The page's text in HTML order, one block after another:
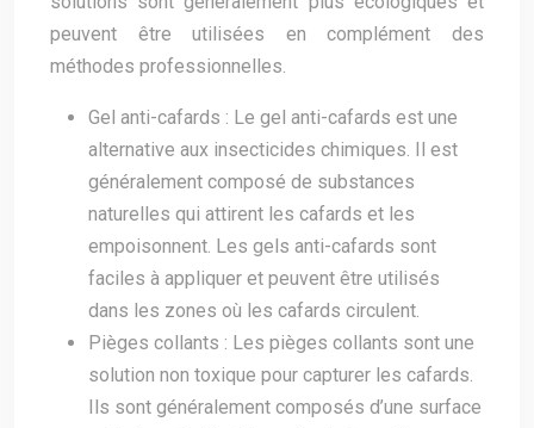
peuvent être utilisées en complément des
méthodes professionnelles.
Gel anti-cafards : Le gel anti-cafards est une
alternative aux insecticides chimiques. Il est
généralement composé de substances
naturelles qui attirent les cafards et les
empoisonnent. Les gels anti-cafards sont
faciles à appliquer et peuvent être utilisés
dans les zones où les cafards circulent.
Pièges collants : Les pièges collants sont une
solution non toxique pour capturer les cafards.
Ils sont généralement composés d’une surface